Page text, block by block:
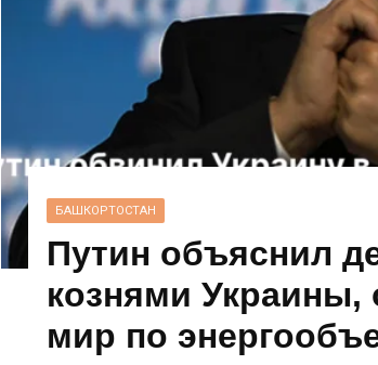
БАШКОРТОСТАН
Путин объяснил
кознями Украины,
мир по